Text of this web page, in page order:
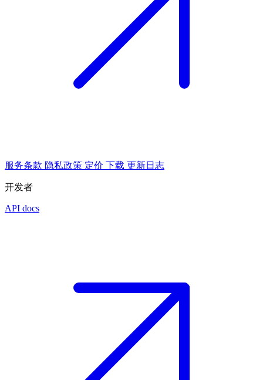
服务条款 隐私政策 定价 下载 更新日志
开发者
API docs